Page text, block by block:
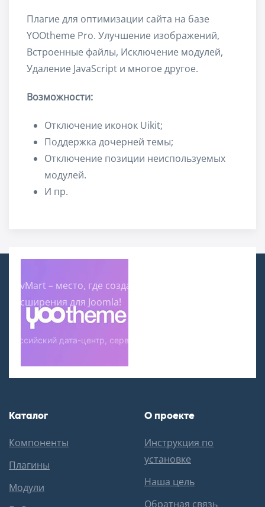
Плагие для оптимизации сайта на базе
YOOtheme Pro. Улучшение изображений,
Встроенные файлы, Исключение модулей,
Удаление JavaScript и многое другое.
Возможности:
Отключение иконок Uikit;
Поддержка дочерней темы;
Отключение позиции неиспользуемых
модулей.
И пр.
SovMart – место, где создаются и продаются
расширения для Joomla!
Российский дата-центр, сервера в аренду:
Каталог
Компоненты
Плагины
Модули
О проекте
Инструкция по
установке
Наша цель
Обратная связь